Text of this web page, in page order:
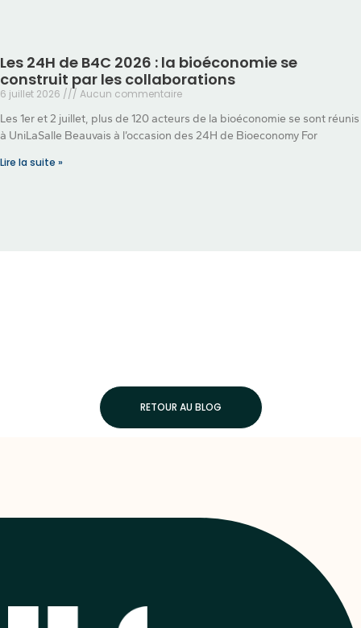
Les 24H de B4C 2026 : la bioéconomie se
construit par les collaborations
6 juillet 2026
Aucun commentaire
Les 1er et 2 juillet, plus de 120 acteurs de la bioéconomie se sont réunis
à UniLaSalle Beauvais à l’occasion des 24H de Bioeconomy For
Lire la suite »
RETOUR AU BLOG